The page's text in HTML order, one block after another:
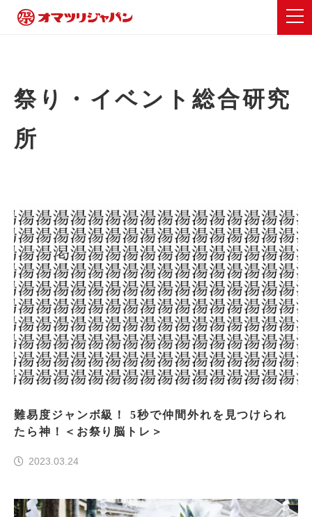
祭り・イベント総合研究
所
難易度ジャンボ級！ 5秒で仲間外れを見つけられ
たら神！＜お祭り脳トレ＞
2023.03.24